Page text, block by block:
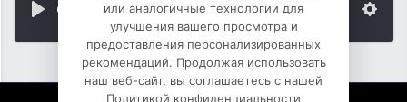
или аналогичные технологии для
улучшения вашего просмотра и
предоставления персонализированных
рекомендаций. Продолжая использовать
наш веб-сайт, вы соглашаетесь с нашей
Политикой конфиденциальности